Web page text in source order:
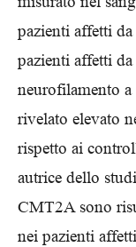
pazienti affetti
pazienti affetti
neurofilamento
rivelato elevato
rispetto ai
autrice dello
CMT2A sono
nei pazienti